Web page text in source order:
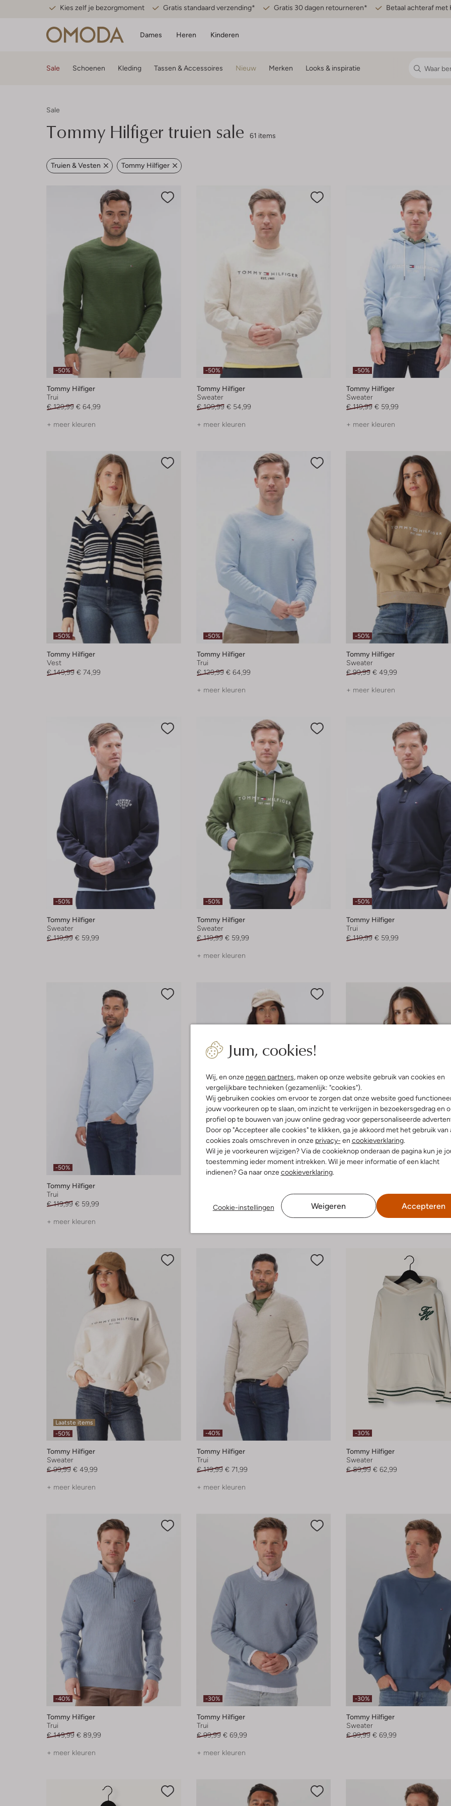
Kies zelf je bezorgmoment Gratis standaard verzending* Gratis 30 dagen retourneren* Betaal achteraf met
Dames Heren Kinderen
Jum, cookies!
Wij, en onze negen partners, maken op onze website gebruik van cookies en
vergelijkbare technieken (gezamenlijk: "cookies").
Wij gebruiken cookies om ervoor te zorgen dat onze website goed
jouw voorkeuren op te slaan, om inzicht te verkrijgen in bezoekersgedrag en
profiel op te bouwen van jouw online gedrag voor gepersonaliseerde
Door op "Accepteer alle cookies" te klikken, ga je akkoord met het gebruik van
cookies zoals omschreven in onze privacy- en cookieverklaring.
Wil je je voorkeuren wijzigen? Via de cookieknop onderaan de pagina kun je
toestemming ieder moment intrekken. Wil je meer informatie of een klacht
indienen? Ga naar onzecookieverklaring.
Cookie-instellingen Weigeren Accepteren
Sale Schoenen Kleding Tassen & Accessoires Nieuw Merken Looks & inspiratie
Sale
Tommy Hilfiger truien sale 61 items
Truien & Vesten Tommy Hilfiger
-50%
Tommy Hilfiger
Trui
€ 129,99 € 64,99
+ meer kleuren
-50%
Tommy Hilfiger
Sweater
€ 109,99 € 54,99
+ meer kleuren
-50%
Tommy Hilfiger
Sweater
€ 119,99 € 59,99
+ meer kleuren
-50%
Tommy Hilfiger
Vest
€ 149,99 € 74,99
-50%
Tommy Hilfiger
Trui
€ 129,99 € 64,99
+ meer kleuren
-50%
Tommy Hilfiger
Sweater
€ 99,99 € 49,99
+ meer kleuren
-50%
Tommy Hilfiger
Sweater
€ 119,99 € 59,99
-50%
Tommy Hilfiger
Sweater
€ 119,99 € 59,99
+ meer kleuren
-50%
Tommy Hilfiger
Trui
€ 119,99 € 59,99
-50%
Tommy Hilfiger
Trui
€ 119,99 € 59,99
+ meer kleuren
€ 149,99
€ 74,99
Trui
€ 84,99
Laatste items
-50%
Tommy Hilfiger
Sweater
€ 99,99 € 49,99
+ meer kleuren
-40%
Tommy Hilfiger
Trui
€ 119,99 € 71,99
+ meer kleuren
-30%
Tommy Hilfiger
Sweater
€ 89,99 € 62,99
-40%
Tommy Hilfiger
Trui
€ 149,99 € 89,99
+ meer kleuren
-30%
Tommy Hilfiger
Trui
€ 99,99 € 69,99
+ meer kleuren
-30%
Tommy Hilfiger
Sweater
€ 99,99 € 69,99